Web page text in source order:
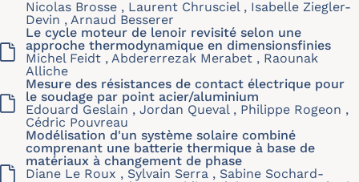
Nicolas Brosse , Laurent Chrusciel , Isabelle Ziegler-
Devin , Arnaud Besserer
Le cycle moteur de lenoir revisité selon une
approche thermodynamique en dimensionsfinies
Michel Feidt , Abdererrezak Merabet , Raounak
Alliche
Mesure des résistances de contact électrique pour
le soudage par point acier/aluminium
Edouard Geslain , Jordan Queval , Philippe Rogeon ,
Cédric Pouvreau
Modélisation d'un système solaire combiné
comprenant une batterie thermique à base de
matériaux à changement de phase
Diane Le Roux , Sylvain Serra , Sabine Sochard-